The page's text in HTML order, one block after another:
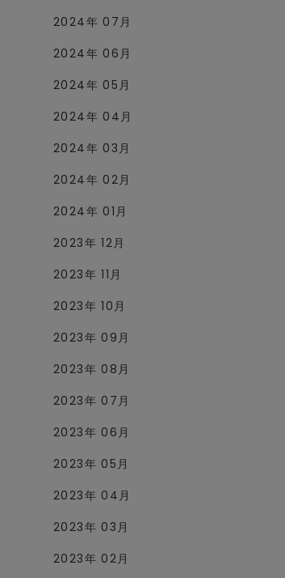
2024年 07月
2024年 06月
2024年 05月
2024年 04月
2024年 03月
2024年 02月
2024年 01月
2023年 12月
2023年 11月
2023年 10月
2023年 09月
2023年 08月
2023年 07月
2023年 06月
2023年 05月
2023年 04月
2023年 03月
2023年 02月